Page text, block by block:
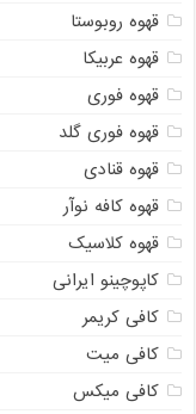
قهوه روبوستا
قهوه عربیکا
قهوه فوری
قهوه فوری گلد
قهوه قنادی
قهوه کافه نوآر
قهوه کلاسیک
کاپوچینو ایرانی
کافی کریمر
کافی میت
کافی میکس